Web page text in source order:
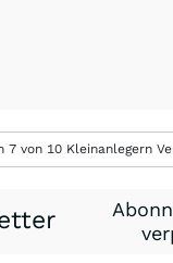
7 von 10 Kleinanlegern